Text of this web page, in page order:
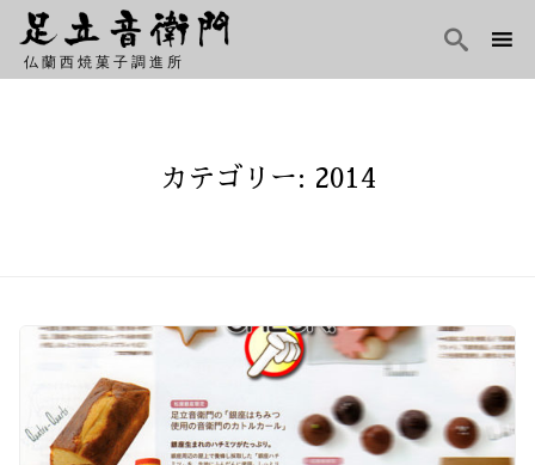
仏蘭西焼菓子調進所

カテゴリー: 2014